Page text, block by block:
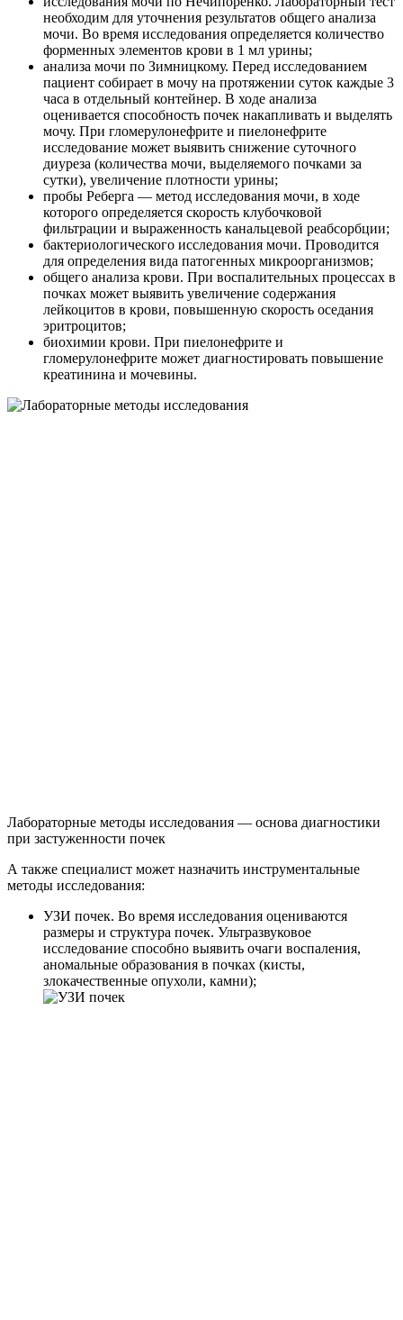
необходим для уточнения результатов общего анализа
мочи. Во время исследования определяется количество
форменных элементов крови в 1 мл урины;
анализа мочи по Зимницкому. Перед исследованием
пациент собирает в мочу на протяжении суток каждые 3
часа в отдельный контейнер. В ходе анализа
оценивается способность почек накапливать и выделять
мочу. При гломерулонефрите и пиелонефрите
исследование может выявить снижение суточного
диуреза (количества мочи, выделяемого почками за
сутки), увеличение плотности урины;
пробы Реберга — метод исследования мочи, в ходе
которого определяется скорость клубочковой
фильтрации и выраженность канальцевой реабсорбции;
бактериологического исследования мочи. Проводится
для определения вида патогенных микроорганизмов;
общего анализа крови. При воспалительных процессах в
почках может выявить увеличение содержания
лейкоцитов в крови, повышенную скорость оседания
эритроцитов;
биохимии крови. При пиелонефрите и
гломерулонефрите может диагностировать повышение
креатинина и мочевины.
Лабораторные методы исследования — основа диагностики
при застуженности почек
А также специалист может назначить инструментальные
методы исследования:
УЗИ почек. Во время исследования оцениваются
размеры и структура почек. Ультразвуковое
исследование способно выявить очаги воспаления,
аномальные образования в почках (кисты,
злокачественные опухоли, камни);